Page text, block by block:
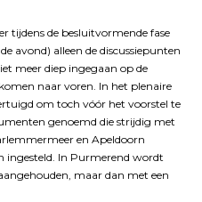
tijdens de besluitvormende fase
avond) alleen de discussiepunten
meer diep ingegaan op de
naar voren. In het plenaire
om toch vóór het voorstel te
genoemd die strijdig met
en Apeldoorn
ingesteld. In Purmerend wordt
maar dan met een